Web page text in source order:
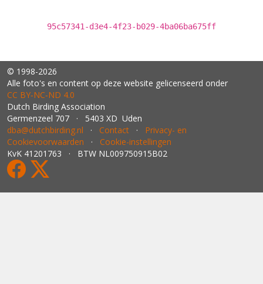
95c57341-d3e4-4f23-b029-4ba06ba675ff
© 1998-2026
Alle foto's en content op deze website gelicenseerd onder
CC BY‑NC‑ND 4.0
Dutch Birding Association
Germenzeel 707 · 5403 XD Uden
dba@dutchbirding.nl · Contact · Privacy- en
Cookievoorwaarden · Cookie-instellingen
KvK 41201763 · BTW NL009750915B02